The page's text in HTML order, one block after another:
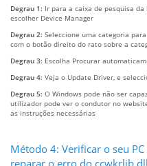
Degrau 1: Ir para a caixa de pesquisa
escolher Device Manager
Degrau 2: Seleccione uma categoria
com o botão direito do rato sobre a
Degrau 3: Escolha Procurar
Degrau 4: Veja o Update Driver, e
Degrau 5: O Windows pode não ser
utilizador pode ver o condutor no
as instruções necessárias
Método 4: Verificar o seu
reparar o erro do ccwkrlib.dll